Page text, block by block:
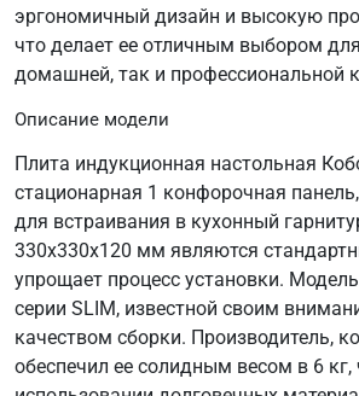
эргономичный дизайн и высокую
что делает ее отличным выбором
домашней, так и профессиональной
Описание модели
Плита индукционная настольная
стационарная 1 конфорочная
для встраивания в кухонный
330х330х120 мм являются
упрощает процесс установки.
серии SLIM, известной своим
качеством сборки. Производитель,
обеспечил ее солидным весом в 6 кг,